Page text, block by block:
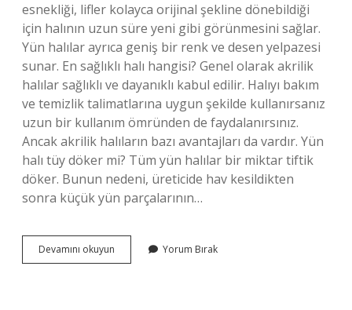
esnekliği, lifler kolayca orijinal şekline dönebildiği
için halının uzun süre yeni gibi görünmesini sağlar.
Yün halılar ayrıca geniş bir renk ve desen yelpazesi
sunar. En sağlıklı halı hangisi? Genel olarak akrilik
halılar sağlıklı ve dayanıklı kabul edilir. Halıyı bakım
ve temizlik talimatlarına uygun şekilde kullanırsanız
uzun bir kullanım ömründen de faydalanırsınız.
Ancak akrilik halıların bazı avantajları da vardır. Yün
halı tüy döker mi? Tüm yün halılar bir miktar tiftik
döker. Bunun nedeni, üreticide hav kesildikten
sonra küçük yün parçalarının…
Devamını okuyun
Halı
Yorum Bırak